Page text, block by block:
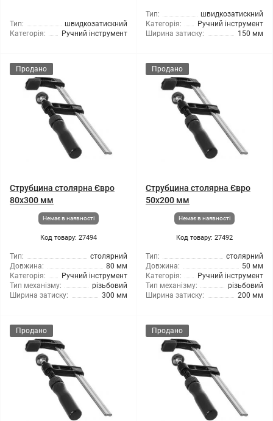
Тип:
швидкозатискний
Категорія:
Ручний інструмент
Тип:
швидкозатискний
Категорія:
Ручний інструмент
Ширина затиску:
150 мм
Продано
Струбцина столярна Євро
80x300 мм
Немає в наявності
Код товару: 27494
Тип:
столярний
Довжина:
80 мм
Категорія:
Ручний інструмент
Тип механізму:
різьбовий
Ширина затиску:
300 мм
Продано
Струбцина столярна Євро
50x200 мм
Немає в наявності
Код товару: 27492
Тип:
столярний
Довжина:
50 мм
Категорія:
Ручний інструмент
Тип механізму:
різьбовий
Ширина затиску:
200 мм
Продано Продано